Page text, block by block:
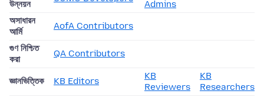
উন্নয়ন
Admins
অসাধারন
আর্মি
AofA Contributors
গুণ নিশ্চিত
করা
QA Contributors
জ্ঞানভিত্তিক KB Editors
KB
Reviewers
KB
Researchers